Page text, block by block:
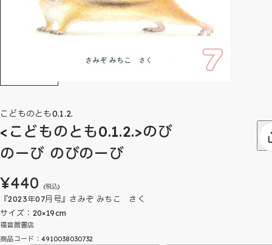
こどものとも0.1.2.
<こどものとも0.1.2.>のび
のーび のびのーび
¥440 (税込)
『2023年07月号』さみぞ みちこ さく
サイズ：20×19cm
福音館書店
商品コード：4910038030732